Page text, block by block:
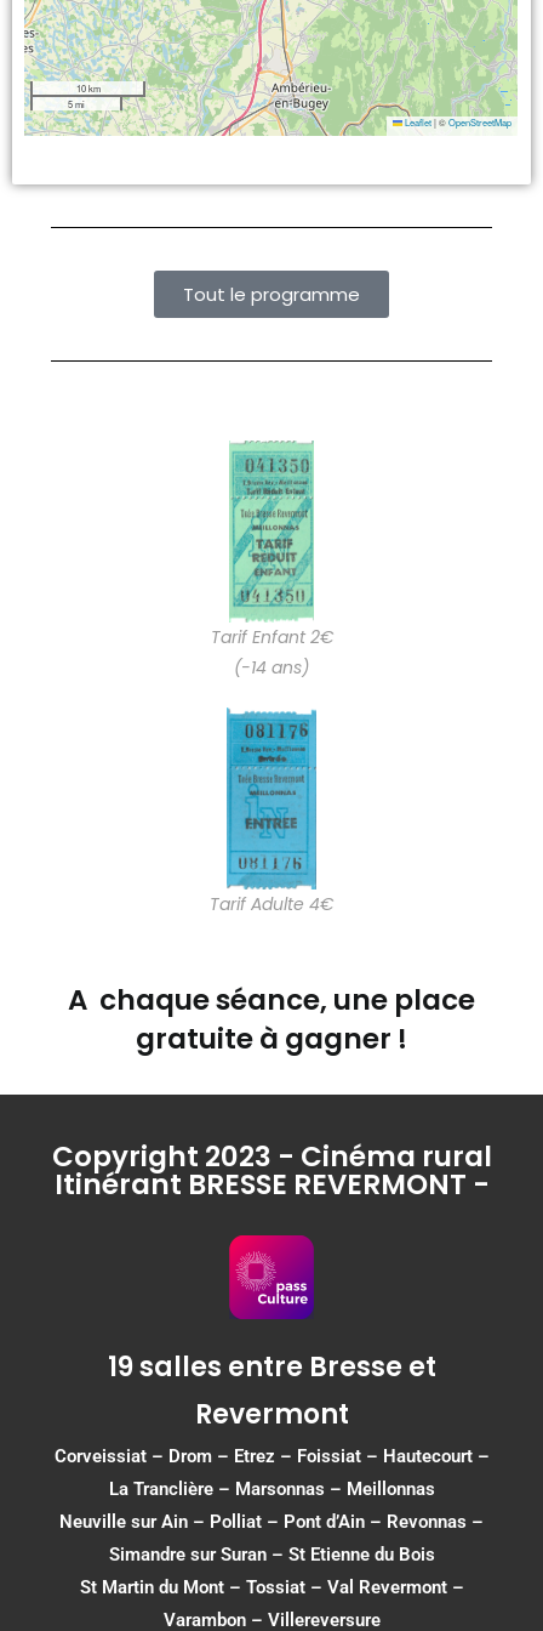
10 km
5 mi
Leaflet |©OpenStreetMap
Tout le programme
Tarif Enfant 2€
(-14 ans)
Tarif Adulte 4€
A chaque séance, une place
gratuite à gagner !
Copyright 2023 - Cinéma rural
Itinérant BRESSE REVERMONT -
19 salles entre Bresse et
Revermont
Corveissiat– Drom– Etrez – Foissiat– Hautecourt–
La Tranclière – Marsonnas – Meillonnas
Neuville sur Ain – Polliat – Pont d’Ain – Revonnas –
Simandre sur Suran– St Etienne du Bois
St Martin du Mont– Tossiat– Val Revermont–
Varambon– Villereversure